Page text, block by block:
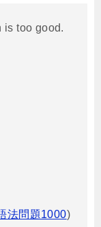
is too good.
法問題1000)